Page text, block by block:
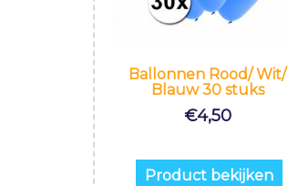
Ballonnen Rood/ Wit/
Blauw 30 stuks
€4,50
Product bekijken